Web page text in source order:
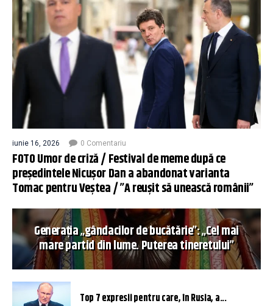
iunie 16, 2026 0 Comentariu
FOTO Umor de criză / Festival de meme după ce
președintele Nicușor Dan a abandonat varianta
Tomac pentru Veștea / ”A reușit să unească românii”
Generația „gândacilor de bucătărie”: „Cel mai
mare partid din lume. Puterea tineretului”
Top 7 expresii pentru care, în Rusia, a...